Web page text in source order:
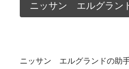
ニッサン エルグラン
ニッサン エルグランドの助